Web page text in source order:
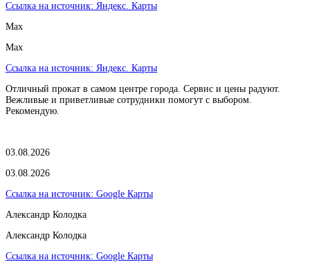
Ссылка на источник: Яндекс. Карты
Max
Max
Ссылка на источник: Яндекс. Карты
Отличный прокат в самом центре города. Сервис и цены радуют.
Вежливые и приветливые сотрудники помогут с выбором.
Рекомендую.
03.08.2026
03.08.2026
Ссылка на источник: Google Карты
Александр Колодка
Александр Колодка
Ссылка на источник: Google Карты